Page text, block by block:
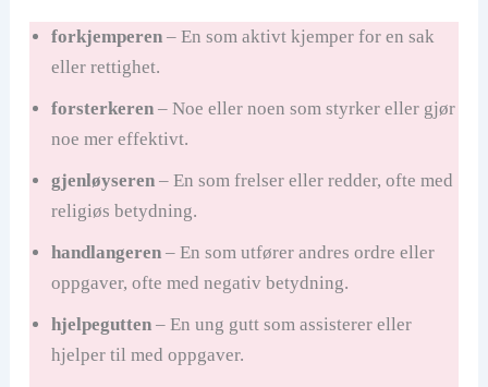
forkjemperen– En som aktivt kjemper for en sak
eller rettighet.
forsterkeren– Noe eller noen som styrker eller gjør
noe mer effektivt.
gjenløyseren– En som frelser eller redder, ofte med
religiøs betydning.
handlangeren– En som utfører andres ordre eller
oppgaver, ofte med negativ betydning.
hjelpegutten– En ung gutt som assisterer eller
hjelper til med oppgaver.